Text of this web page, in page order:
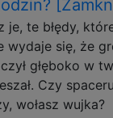
je, te błędy,
wydaje się, że
głęboko w
Czy
wołasz wujka?